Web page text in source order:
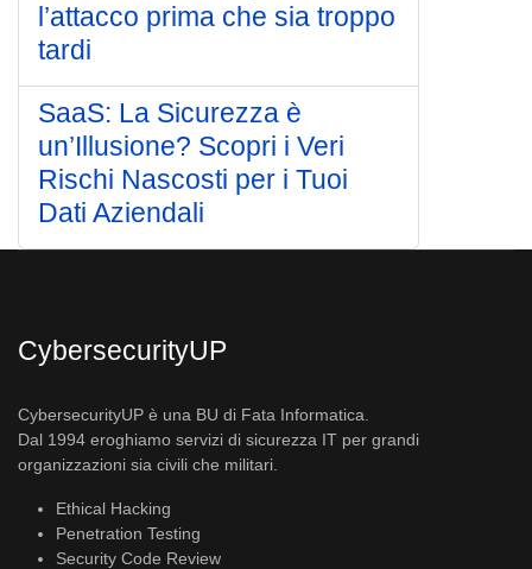
l’attacco prima che sia troppo
tardi
SaaS: La Sicurezza è
un’Illusione? Scopri i Veri
Rischi Nascosti per i Tuoi
Dati Aziendali
CybersecurityUP
CybersecurityUP è una BU di Fata Informatica.
Dal 1994 eroghiamo servizi di sicurezza IT per grandi
organizzazioni sia civili che militari.
Ethical Hacking
Penetration Testing
Security Code Review